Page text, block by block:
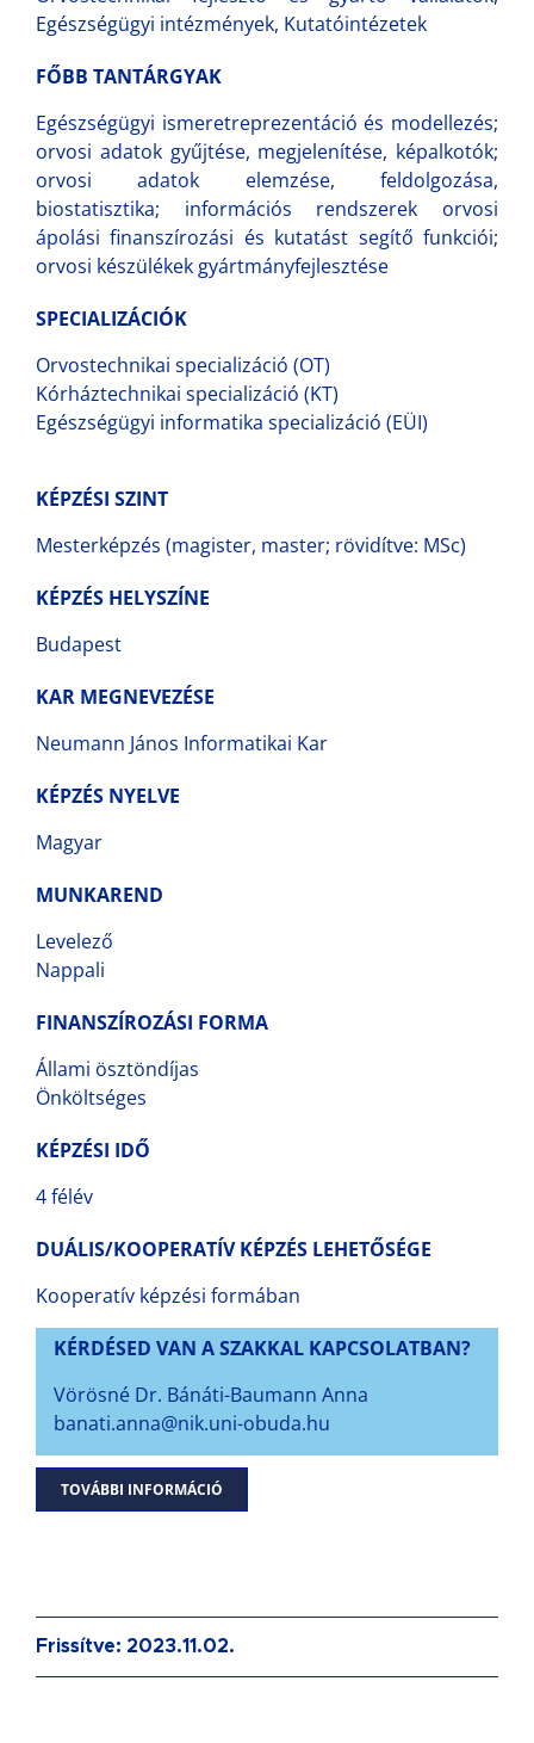
Egészségügyi intézmények, Kutatóintézetek
FŐBB TANTÁRGYAK
Egészségügyi ismeretreprezentáció és modellezés;
orvosi adatok gyűjtése, megjelenítése, képalkotók;
orvosi adatok elemzése, feldolgozása,
biostatisztika; információs rendszerek orvosi
ápolási finanszírozási és kutatást segítő funkciói;
orvosi készülékek gyártmányfejlesztése
SPECIALIZÁCIÓK
Orvostechnikai specializáció (OT)
Kórháztechnikai specializáció (KT)
Egészségügyi informatika specializáció (EÜI)
KÉPZÉSI SZINT
Mesterképzés (magister, master; rövidítve: MSc)
KÉPZÉS HELYSZÍNE
Budapest
KAR MEGNEVEZÉSE
Neumann János Informatikai Kar
KÉPZÉS NYELVE
Magyar
MUNKAREND
Levelező
Nappali
FINANSZÍROZÁSI FORMA
Állami ösztöndíjas
Önköltséges
KÉPZÉSI IDŐ
4 félév
DUÁLIS/KOOPERATÍV KÉPZÉS LEHETŐSÉGE
Kooperatív képzési formában
KÉRDÉSED VAN A SZAKKAL KAPCSOLATBAN?
Vörösné Dr. Bánáti-Baumann Anna
banati.anna@nik.uni-obuda.hu
TOVÁBBI INFORMÁCIÓ
Frissítve: 2023.11.02.